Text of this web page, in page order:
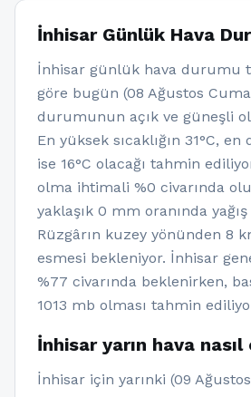
İnhisar Günlük Hava
İnhisar günlük hava durumu
göre bugün (08 Ağustos
durumunun açık ve güneşli
En yüksek sıcaklığın 31°C, en
ise 16°C olacağı tahmin
olma ihtimali %0 civarında
yaklaşık 0 mm oranında
Rüzgârın kuzey yönünden 8
esmesi bekleniyor. İnhisar
%77 civarında beklenirken,
1013 mb olması tahmin
İnhisar yarın hava
İnhisar için yarınki (09